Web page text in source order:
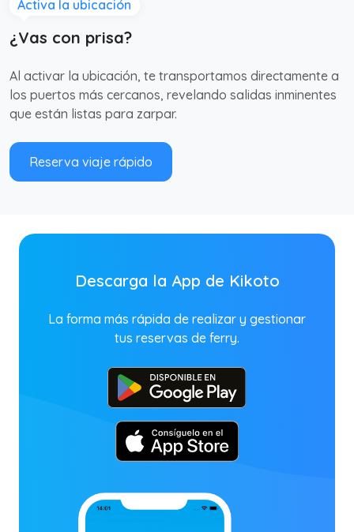
Activa la ubicación
¿Vas con prisa?
Al activar la ubicación, te transportamos directamente a
los puertos más cercanos, revelando salidas inminentes
que están listas para zarpar.
Reserva viaje rápido
Descarga la App de Kikoto
La forma más rápida de realizar y gestionar
tus reservas de ferry.